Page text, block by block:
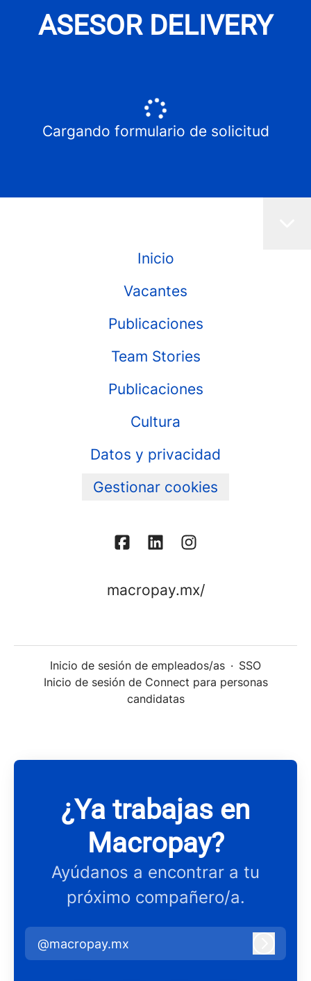
ASESOR DELIVERY
Cargando formulario de solicitud
Inicio
Vacantes
Publicaciones
Team Stories
Publicaciones
Cultura
Datos y privacidad
Gestionar cookies
macropay.mx/
Inicio de sesión de empleados/as · SSO
Inicio de sesión de Connect para personas
candidatas
¿Ya trabajas en
Macropay?
Ayúdanos a encontrar a tu
próximo compañero/a.
@macropay.mx